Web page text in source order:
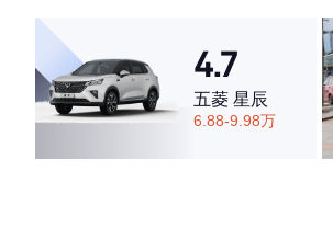
4.7
五菱 星辰
6.88-9.98万